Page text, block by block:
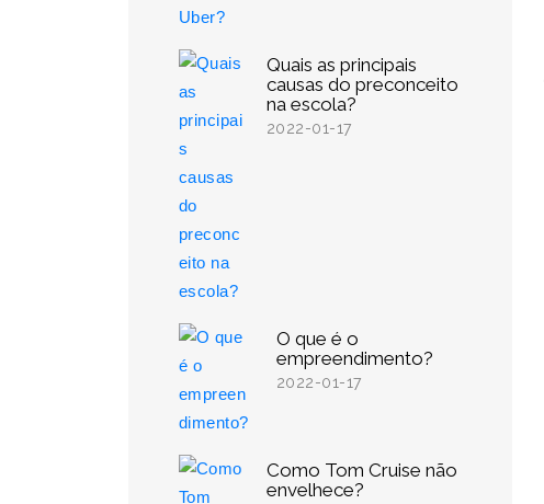
Quais as principais
causas do preconceito
na escola?
2022-01-17
O que é o
empreendimento?
2022-01-17
Como Tom Cruise não
envelhece?